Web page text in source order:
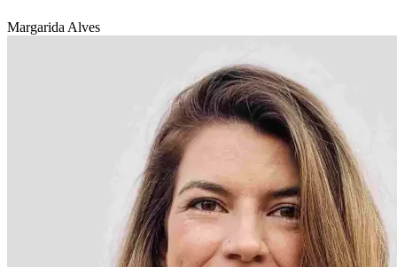
Margarida Alves